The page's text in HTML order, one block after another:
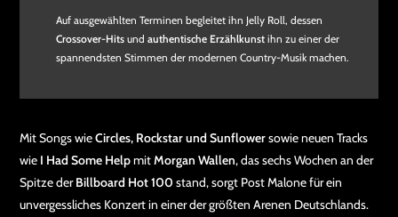
Auf ausgewählten Terminen begleitet ihn Jelly Roll, dessen
Crossover-Hits und authentische Erzählkunst ihn zu einer der
spannendsten Stimmen der modernen Country-Musik machen.
Mit Songs wieCircles, Rockstar und Sunflowersowie neuen Tracks
wie I Had Some HelpmitMorgan Wallen, das sechs Wochen an der
Spitze derBillboard Hot 100 stand, sorgt Post Malone für ein
unvergessliches Konzert in einer der größten Arenen Deutschlands.